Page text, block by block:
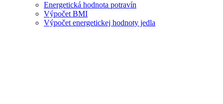
Energetická hodnota potravín
Výpočet BMI
Výpočet energetickej hodnoty jedla